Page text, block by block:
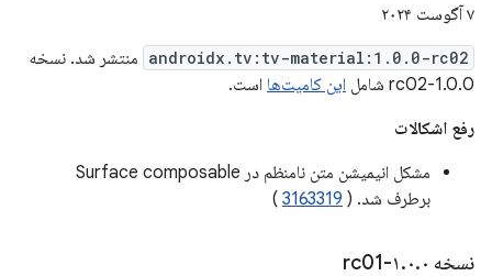
۷ آگوست ۲۰۲۴
androidx.tv:tv-material:1.0.0-rc02 منتشر شد. نسخه
1.0.0-rc02 شامل
این کامیت‌ها است.
رفع اشکالات
مشکل انیمیشن متن نامنظم در Surface composable
برطرف شد. ( 3163319
)
نسخه ۱ .۰.۰-rc01